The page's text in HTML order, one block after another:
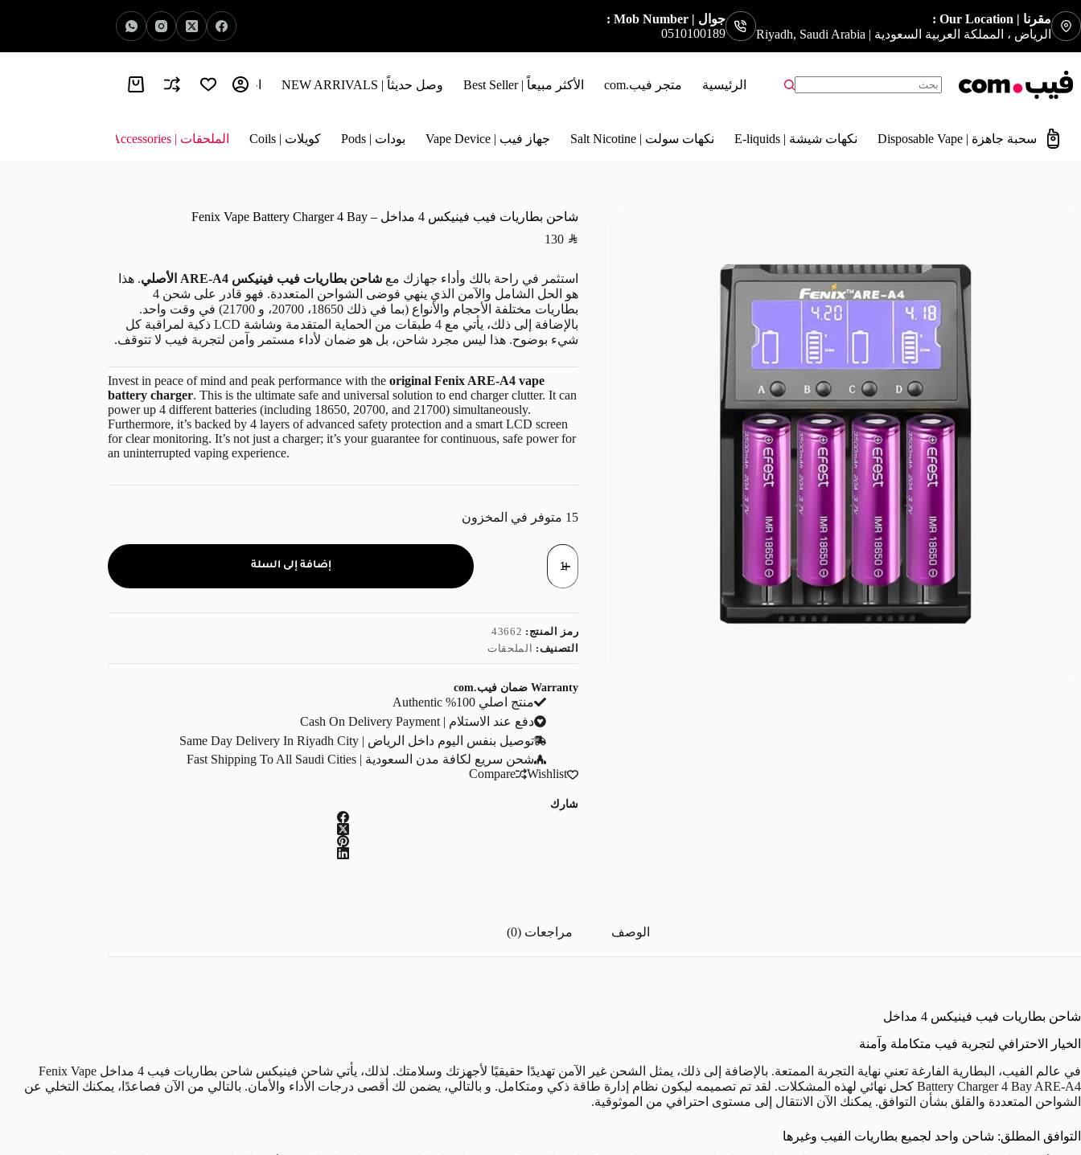
مقرنا | Our Location :
الرياض ، المملكة العربية السعودية | Riyadh, Saudi Arabia
جوال | Mob Number :
0510100189
الرئيسية متجر فيب.com الأكثر مبيعاً | Best Seller وصل حديثاً | NEW ARRIVALS اخبار الفيب | Vape News
سحبة جاهزة | Disposable Vape نكهات شيشة | E-liquids نكهات سولت | Salt Nicotine جهاز فيب | Vape Device بودات | Pods كويلات | Coils الملحقات | Accessories
شاحن بطاريات فيب فينيكس 4 مداخل – Fenix Vape Battery Charger 4 Bay
130 SAR
استثمر في راحة بالك وأداء جهازك مع شاحن بطاريات فيب فينيكس ARE-A4 الأصلي
. هذا
هو الحل الشامل والآمن الذي ينهي فوضى الشواحن المتعددة. فهو قادر على شحن 4
بطاريات مختلفة الأحجام والأنواع (بما في ذلك 18650، 20700، و 21700) في وقت واحد.
بالإضافة إلى ذلك، يأتي مع 4 طبقات من الحماية المتقدمة وشاشة LCD ذكية لمراقبة كل
شيء بوضوح. هذا ليس مجرد شاحن، بل هو ضمان لأداء مستمر وآمن لتجربة فيب لا تتوقف.
Invest in peace of mind and peak performance with theoriginal Fenix ARE-A4 vape
battery charger. This is the ultimate safe and universal solution to end charger clutter. It can
power up 4 different batteries (including 18650, 20700, and 21700) simultaneously.
Furthermore, it’s backed by 4 layers of advanced safety protection and a smart LCD screen
for clear monitoring. It’s not just a charger; it’s your guarantee for continuous, safe power for
an uninterrupted vaping experience.
15 متوفر في المخزون
إضافة إلى السلة
رمز المنتج: 43662
التصنيف:
الملحقات
Warranty ضمان فيب.com
منتج اصلي 100% Authentic
دفع عند الاستلام | Cash On Delivery Payment
توصيل بنفس اليوم داخل الرياض | Same Day Delivery In Riyadh City
شحن سريع لكافة مدن السعودية | Fast Shipping To All Saudi Cities
Wishlist
Compare
شارك
الوصف مراجعات (0)
شاحن بطاريات فيب فينيكس 4 مداخل
الخيار الاحترافي لتجربة فيب متكاملة وآمنة
في عالم الفيب، البطارية الفارغة تعني نهاية التجربة الممتعة. بالإضافة إلى ذلك، يمثل الشحن غير الآمن تهديدًا حقيقيًا لأجهزتك وسلامتك. لذلك، يأتي شاحن فينيكس شاحن بطاريات فيب 4 مداخل Fenix Vape
Battery Charger 4 Bay ARE-A4 كحل نهائي لهذه المشكلات. لقد تم تصميمه ليكون نظام إدارة طاقة ذكي ومتكامل. و بالتالي، يضمن لك أقصى درجات الأداء والأمان. بالتالي من الآن فصاعدًا، يمكنك التخلي عن
الشواحن المتعددة والقلق بشأن التوافق. يمكنك الآن الانتقال إلى مستوى احترافي من الموثوقية.
التوافق المطلق: شاحن واحد لجميع بطاريات الفيب وغيرها